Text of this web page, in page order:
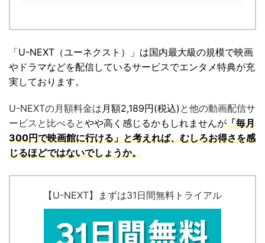
「U-NEXT（ユーネクスト）」は国内最大級の規模で映画
やドラマなどを配信しているサービスでエンタメ特典が充
実しております。
U-NEXTの月額料金は月額2,189円(税込) と他の動画配信サ
ービスと比べるとやや高く感じるかもしれませんが「毎月
300円で映画館に行ける」と考えれば、むしろお得さを感
じるほどではないでしょうか。
【U-NEXT】まずは31日間無料トライアル